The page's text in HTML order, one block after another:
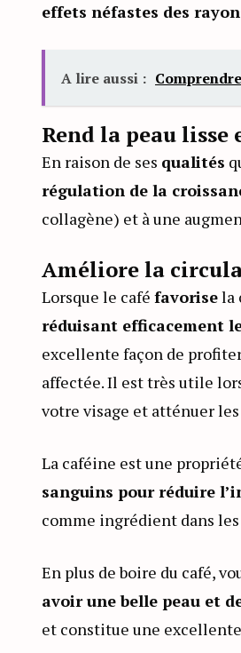
effets néfastes des
A lire aussi :
Rend la peau
En raison de ses qualités
régulation de la
collagène) et à une
Améliore la
Lorsque le café favorisela
réduisant efficacement
excellente façon de
affectée. Il est très utile
votre visage et atténuer
La caféine est une
sanguins pour réduire
comme ingrédient dans
En plus de boire du café,
avoir une belle peau et
et constitue une